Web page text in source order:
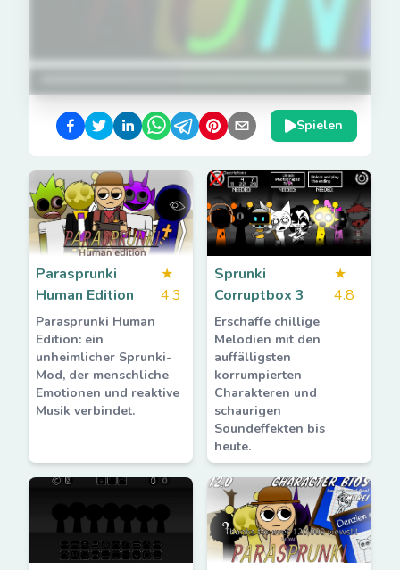
Spielen
Parasprunki
Human Edition
★
4.3
Parasprunki Human
Edition: ein
unheimlicher Sprunki-
Mod, der menschliche
Emotionen und reaktive
Musik verbindet.
Sprunki
Corruptbox 3
★
4.8
Erschaffe chillige
Melodien mit den
auffälligsten
korrumpierten
Charakteren und
schaurigen
Soundeffekten bis
heute.